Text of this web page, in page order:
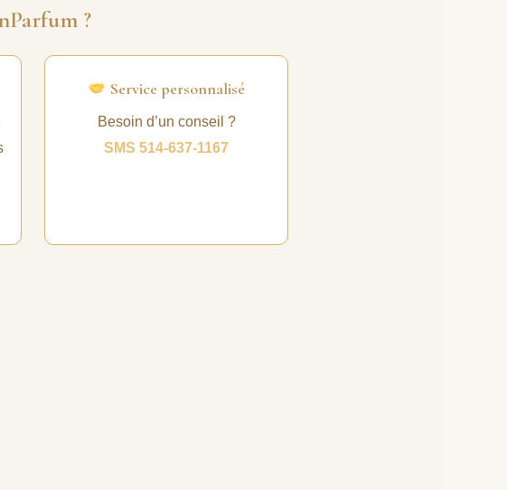
?
Service personnalisé
Besoin d’un conseil ?
SMS 514-637-1167